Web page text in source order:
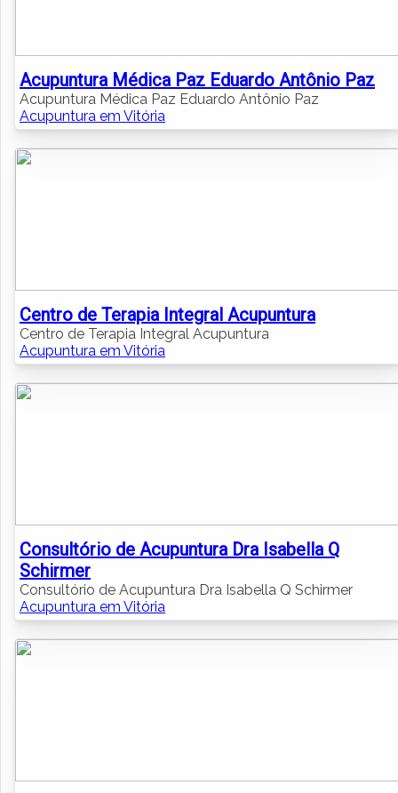
Acupuntura Médica Paz Eduardo Antônio Paz
Acupuntura Médica Paz Eduardo Antônio Paz
Acupuntura em Vitória
Centro de Terapia Integral Acupuntura
Centro de Terapia Integral Acupuntura
Acupuntura em Vitória
Consultório de Acupuntura Dra Isabella Q
Schirmer
Consultório de Acupuntura Dra Isabella Q Schirmer
Acupuntura em Vitória